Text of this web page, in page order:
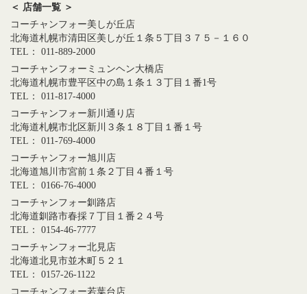
＜ 店舗一覧 ＞
コーチャンフォー美しが丘店
北海道札幌市清田区美しが丘１条５丁目３７５－１６０
TEL： 011-889-2000
コーチャンフォーミュンヘン大橋店
北海道札幌市豊平区中の島１条１３丁目１番1号
TEL： 011-817-4000
コーチャンフォー新川通り店
北海道札幌市北区新川３条１８丁目１番１号
TEL： 011-769-4000
コーチャンフォー旭川店
北海道旭川市宮前１条２丁目４番１号
TEL： 0166-76-4000
コーチャンフォー釧路店
北海道釧路市春採７丁目１番２４号
TEL： 0154-46-7777
コーチャンフォー北見店
北海道北見市並木町５２１
TEL： 0157-26-1122
コーチャンフォー若葉台店